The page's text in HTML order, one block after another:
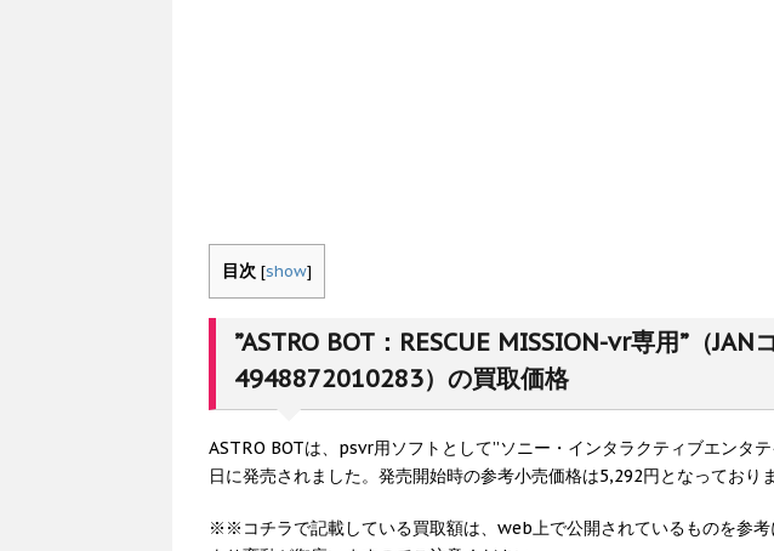
目次 [show]
”ASTRO BOT：RESCUE MISSION-vr専用”（JAN
4948872010283）の買取価格
ASTRO BOTは、psvr用ソフトとして”ソニー・インタラクティブエンタ
日に発売されました。発売開始時の参考小売価格は5,292円となっており
※※コチラで記載している買取額は、web上で公開されているものを参考